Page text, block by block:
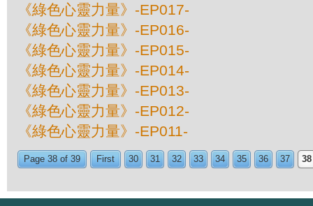
《綠色心靈力量》-EP017-
《綠色心靈力量》-EP016-
《綠色心靈力量》-EP015-
《綠色心靈力量》-EP014-
《綠色心靈力量》-EP013-
《綠色心靈力量》-EP012-
《綠色心靈力量》-EP011-
Page 38 of 39 First 30 31 32 33 34 35 36 37 38